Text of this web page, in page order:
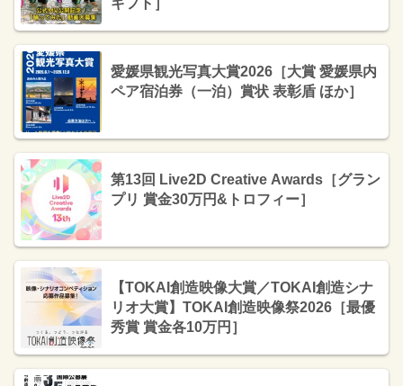
愛媛県観光写真大賞2026［大賞 愛媛県内
ペア宿泊券（一泊）賞状 表彰盾 ほか］
第13回 Live2D Creative Awards［グラン
プリ 賞金30万円&トロフィー］
【TOKAI創造映像大賞／TOKAI創造シナ
リオ大賞】TOKAI創造映像祭2026［最優
秀賞 賞金各10万円］